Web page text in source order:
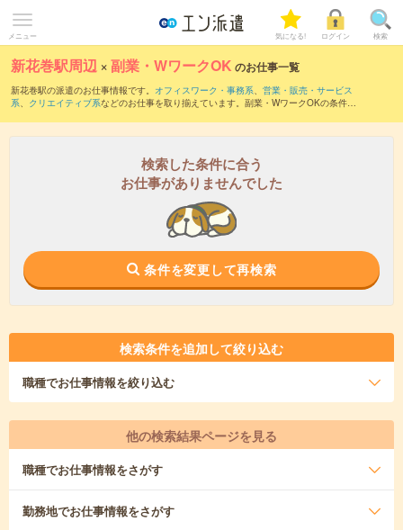
メニュー 気になる! ログイン 検索
新花巻駅周辺 ×副業・WワークOK のお仕事一覧
新花巻駅の派遣のお仕事情報です。 オフィスワーク・事務系、 営業・販売・サービス
系、 クリエイティブ系などのお仕事を取り揃えています。副業・WワークOKの条件の
検索した条件に合う
お仕事がありませんでした
条件を変更して再検索
検索条件を追加して絞り込む
職種でお仕事情報を絞り込む
他の検索結果ページを見る
職種でお仕事情報をさがす
勤務地でお仕事情報をさがす